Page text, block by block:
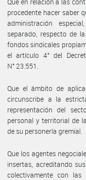
procedente hacer saber
administración
separado, respecto de
fondos sindicales
el artículo 4° del
N° 23.551.
Que el ámbito de
circunscribe a la
representación del
personal y territorial de
de su personería gremial.
Que los agentes
insertas, acreditando
colectivamente con